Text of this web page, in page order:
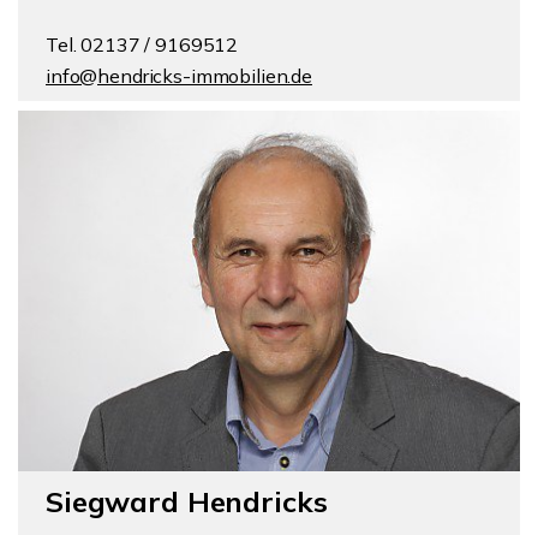
Tel. 02137 / 9169512
info@hendricks-immobilien.de
Siegward Hendricks